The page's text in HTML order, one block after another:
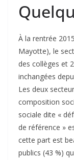
À la rentrée
Mayotte), le
des collèges et
inchangées
Les deux
composition
sociale dite «
de référence »
cette part est
publics (43 %)